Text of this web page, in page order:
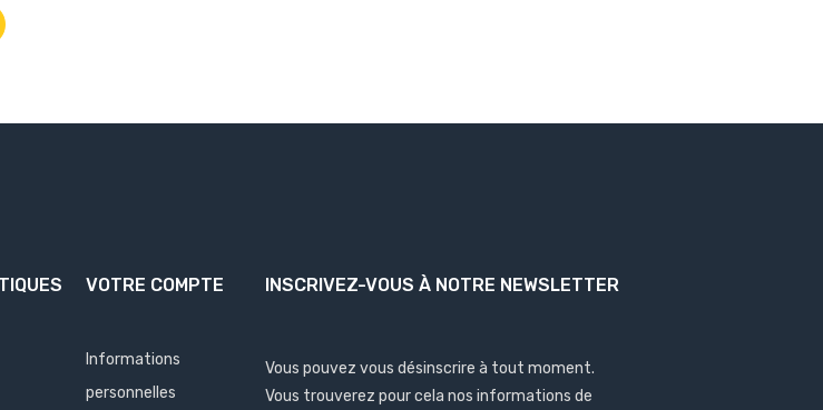
VOTRE COMPTE
Informations
personnelles
INSCRIVEZ-VOUS À NOTRE NEWSLETTER
Vous pouvez vous désinscrire à tout moment.
Vous trouverez pour cela nos informations de